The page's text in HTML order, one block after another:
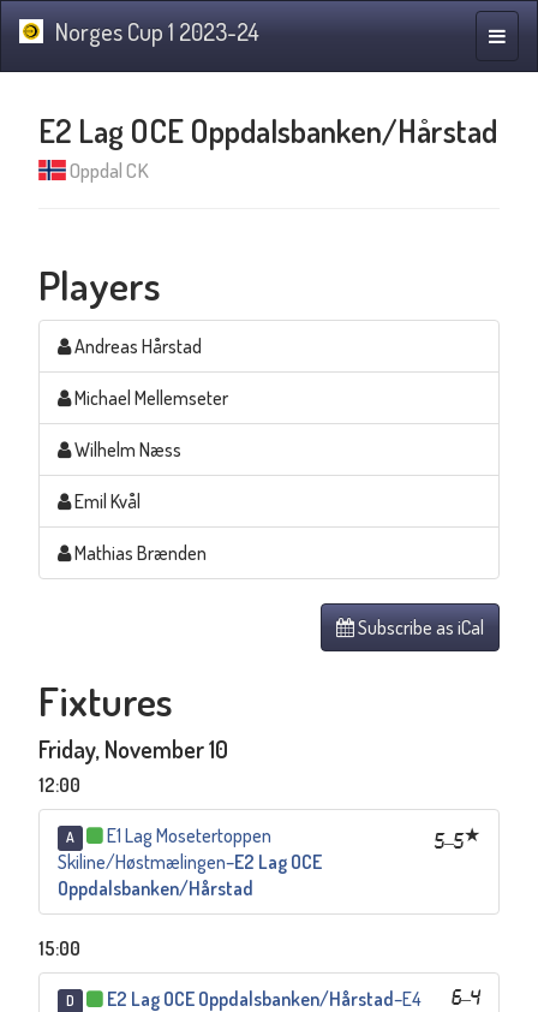
Toggle
Norges Cup 1 2023-24
E2 Lag OCE Oppdalsbanken/Hårstad
Oppdal CK
Players
Andreas Hårstad
Michael Mellemseter
Wilhelm Næss
Emil Kvål
Mathias Brænden
Subscribe as iCal
Fixtures
Friday, November 10
12:00
A 5–5
E1 Lag Mosetertoppen
Skiline/Høstmælingen–E2 Lag OCE
Oppdalsbanken/Hårstad
15:00
D 6–4
E2 Lag OCE Oppdalsbanken/Hårstad–E4